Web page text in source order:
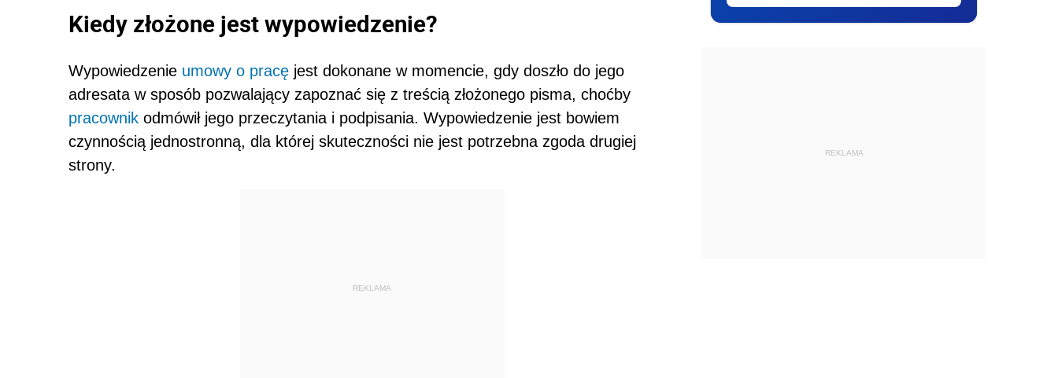
Kiedy złożone jest wypowiedzenie?
Wypowiedzenie umowy o pracę jest dokonane w momencie, gdy doszło do jego
adresata w sposób pozwalający zapoznać się z treścią złożonego pisma, choćby
pracownik odmówił jego przeczytania i podpisania. Wypowiedzenie jest bowiem
czynnością jednostronną, dla której skuteczności nie jest potrzebna zgoda drugiej
strony.
REKLAMA
REKLAMA